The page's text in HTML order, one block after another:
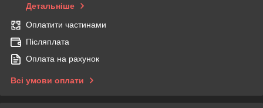
Детальніше
Оплатити частинами
Післяплата
Оплата на рахунок
Всі умови оплати